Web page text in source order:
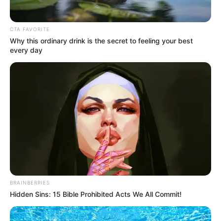
YouTube:UP10TION OFFICIAL
Fan Cafe:up10tion official
V Live:UP10TION OFFICIAL
Member UP10TION
CTA FAVORITE
Why this ordinary drink is the secret to feeling your best
every day
BRAINBERRIES
Hidden Sins: 15 Bible Prohibited Acts We All Commit!